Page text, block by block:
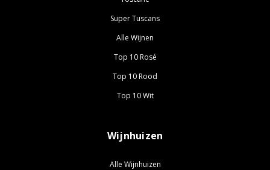
Super Tuscans
Alle Wijnen
Top 10 Rosé
Top 10 Rood
Top 10 Wit
Wijnhuizen
Alle Wijnhuizen